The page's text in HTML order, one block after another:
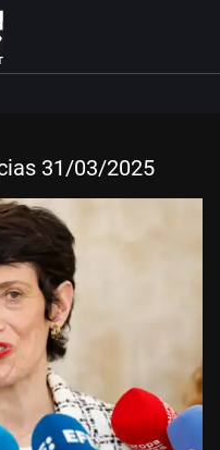
31/03/2025